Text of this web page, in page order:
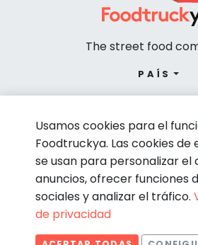
The street food
PAÍS
© Foodtruckya
Usamos cookies para el
Foodtruckya. Las cookies de
se usan para personalizar el
anuncios, ofrecer funciones
sociales y analizar el tráfico.
de privacidad